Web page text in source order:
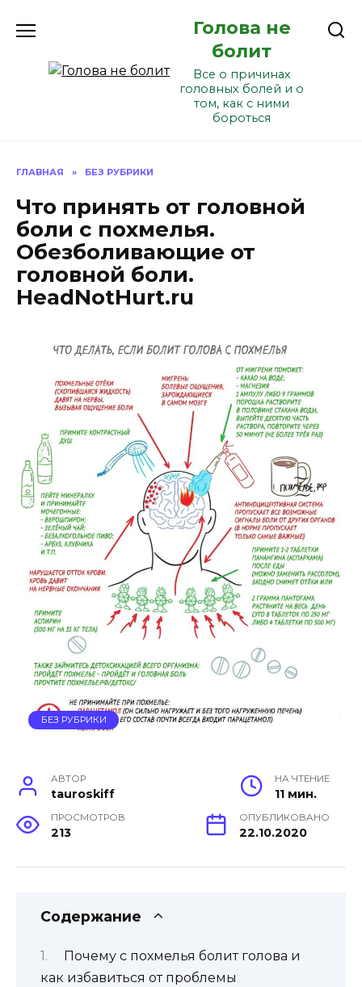
Голова не
болит
Все о причинах
головных болей и о
том, как с ними
бороться
ГЛАВНАЯ » БЕЗ РУБРИКИ
Что принять от головной
боли с похмелья.
Обезболивающие от
головной боли.
HeadNotHurt.ru
БЕЗ РУБРИКИ
АВТОР
tauroskiff
НА ЧТЕНИЕ
11 мин.
ПРОСМОТРОВ
213
ОПУБЛИКОВАНО
22.10.2020
Содержание
Почему с похмелья болит голова и
как избавиться от проблемы